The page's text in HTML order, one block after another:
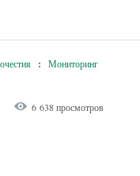
:
Мониторинг
6 638 просмотров